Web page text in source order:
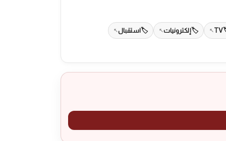
TV إلكترونيات استقبال